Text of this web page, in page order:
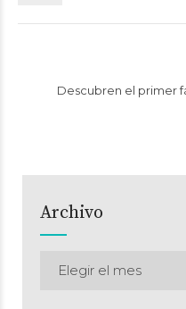
Descubren el primer
Archivo
Elegir el mes